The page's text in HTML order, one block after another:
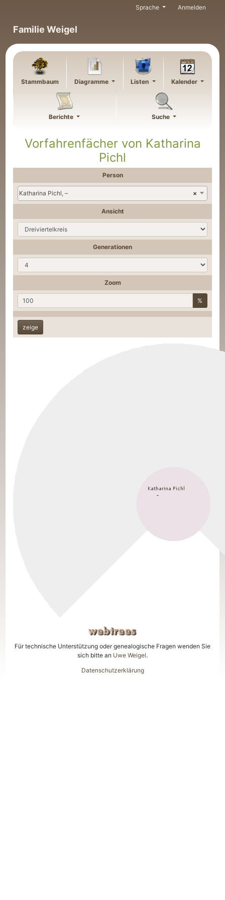
Familie Weigel
Sprache Anmelden
Stammbaum Diagramme Listen Kalender
Berichte Suche
Vorfahrenfächer von Katharina
Pichl
Person
×
Katharina Pichl, –
Ansicht
Generationen
Zoom
%
Für technische Unterstützung oder genealogische Fragen wenden Sie
sich bitte an Uwe Weigel.
Datenschutzerklärung